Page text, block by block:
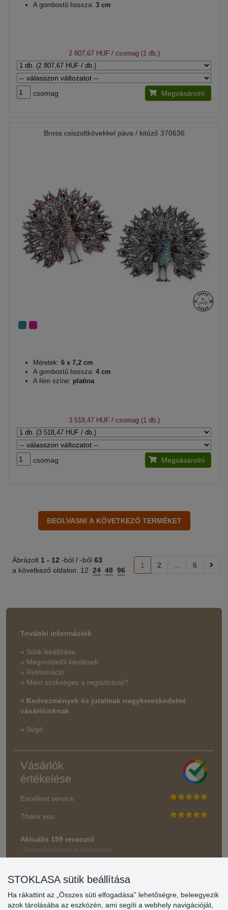
A gombostű hossza: 3 cm
2 807,67 HUF/ csomag (1 db.)
csomag Megvásárolni
Bross csiszoltkövekkel páva / kitűző 370636
Méretek: 6 x 7,2 cm
A gombostű hossza: 4 cm
A fém színe: platina
3 518,47 HUF/ csomag (1 db.)
csomag Megvásárolni
Ábrázolt 1 - 12 -ból / -ből 63
a következő oldalon: 12 24 48 96
1 2 6
További információk
» Sütik beállítása
» Megrendelői kérdések
» Reklamáció
» Miért szükséges a regisztráció?
» Kedvezmények és jutalmak nagykereskedelmi
vásárlóinknak
» Súgó
Vásárlók
értékelése
Excellent service
Thank you.
Aktuális 159 recenzió
* Nem ellenőrizzük a recenziókat
STOKLASA sütik beállítása
Ha rákattint az „Összes süti elfogadása” lehetőségre, beleegyezik
azok tárolásába az eszközén, ami segíti a webhely navigációját,